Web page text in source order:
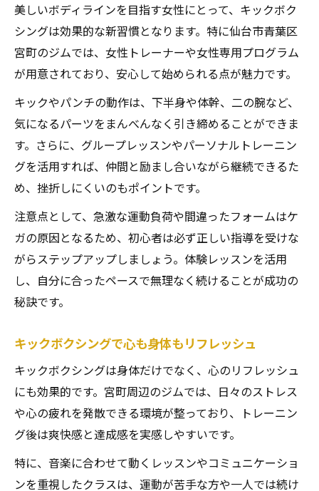
美しいボディラインを目指す女性にとって、キックボク
シングは効果的な新習慣となります。特に仙台市青葉区
宮町のジムでは、女性トレーナーや女性専用プログラム
が用意されており、安心して始められる点が魅力です。
キックやパンチの動作は、下半身や体幹、二の腕など、
気になるパーツをまんべんなく引き締めることができま
す。さらに、グループレッスンやパーソナルトレーニン
グを活用すれば、仲間と励まし合いながら継続できるた
め、挫折しにくいのもポイントです。
注意点として、急激な運動負荷や間違ったフォームはケ
ガの原因となるため、初心者は必ず正しい指導を受けな
がらステップアップしましょう。体験レッスンを活用
し、自分に合ったペースで無理なく続けることが成功の
秘訣です。
キックボクシングで心も身体もリフレッシュ
キックボクシングは身体だけでなく、心のリフレッシュ
にも効果的です。宮町周辺のジムでは、日々のストレス
や心の疲れを発散できる環境が整っており、トレーニン
グ後は爽快感と達成感を実感しやすいです。
特に、音楽に合わせて動くレッスンやコミュニケーショ
ンを重視したクラスは、運動が苦手な方や一人では続け